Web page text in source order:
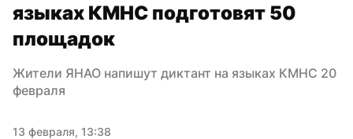
языках КМНС подготовят 50
площадок
Жители ЯНАО напишут диктант на языках КМНС 20
февраля
13 февраля, 13:38